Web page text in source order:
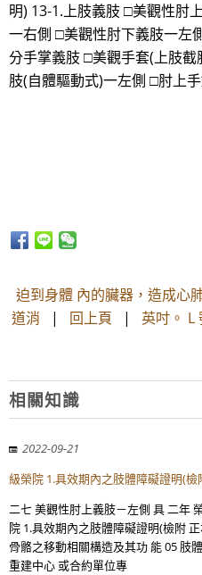
明) 13-1.上肢義肢 □美觀性肘
一右側 □美觀性肘下義肢一左
分手掌義肢 □美觀手套(上肢
肢(自體驅動式)一左側 □肘上
迫到身體 內的臟器，造成心
道消 | 回上頁 | 英吋。 L
相關知識
2022-09-21
級榮院 1.具效期內之肢體障礙證明(檢
二七 美觀性肘上義肢－左側 具 二年
院 1.具效期內之肢體障礙證明(檢附
骨骼之移動相關構造及其功 能 05 肢
重建中心 或合約單位專